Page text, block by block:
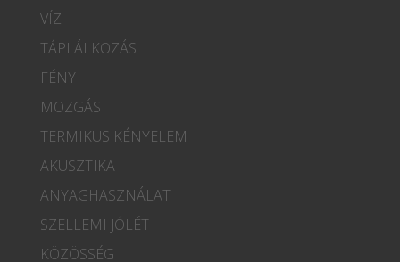
VÍZ
TÁPLÁLKOZÁS
FÉNY
MOZGÁS
TERMIKUS KÉNYELEM
AKUSZTIKA
ANYAGHASZNÁLAT
SZELLEMI JÓLÉT
KÖZÖSSÉG